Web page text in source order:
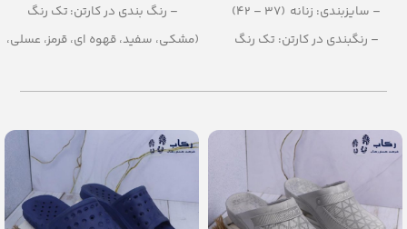
– سایزبندی: زنانه (37 – 42)
– رنگبندی در کارتن: تک رنگ
– جنس زیره: PU
– رنگ بندی در کارتن: تک رنگ
(مشکی، سفید، قهوه ای، قرمز، عسلی،
– تعداد در کارتن: 12 جفت
– سایزبندی: زنانه (37 تا 41)